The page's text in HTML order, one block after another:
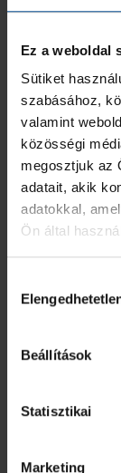
Ez a weboldal
Sütiket
szabásához,
valamint
közösségi
megosztjuk az
adatait, akik
adatokkal,
Ön által
kiválasztása
Beállítások
Statisztikai
Marketing